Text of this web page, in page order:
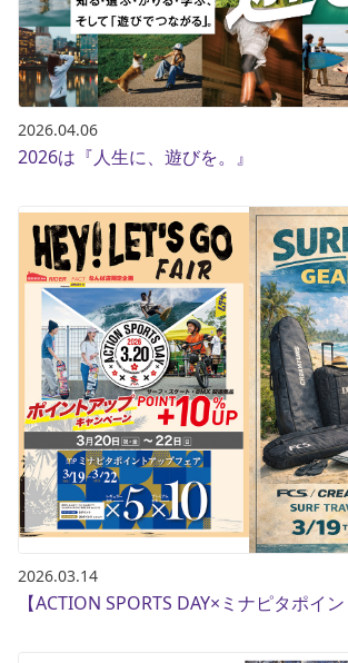
2026.04.06
2026は『人生に、遊びを。』
2026.03.14
【ACTION SPORTS DAY×ミナピタポイ